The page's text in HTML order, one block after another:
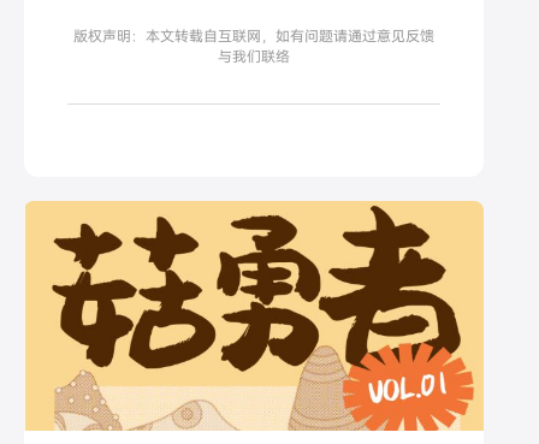
版权声明：本文转载自互联网，如有问题请通过意见反馈
与我们联络